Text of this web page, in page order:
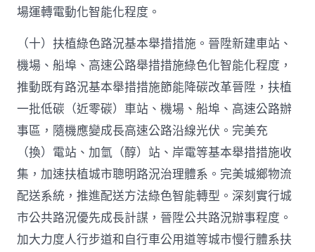
場運轉電動化智能化程度。
（十）扶植綠色路況基本舉措措施。晉陞新建車站、
機場、船埠、高速公路舉措措施綠色化智能化程度，
推動既有路況基本舉措措施節能降碳改革晉陞，扶植
一批低碳（近零碳）車站、機場、船埠、高速公路辦
事區，隨機應變成長高速公路沿線光伏。完美充
（換）電站、加氫（醇）站、岸電等基本舉措措施收
集，加速扶植城市聰明路況治理體系。完美城鄉物流
配送系統，推進配送方法綠色智能轉型。深刻實行城
市公共路況優先成長計謀，晉陞公共路況辦事程度。
加大力度人行步道和自行車公用道等城市慢行體系扶